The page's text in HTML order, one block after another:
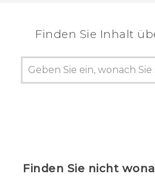
Finden Sie Inhalt
Finden Sie nicht